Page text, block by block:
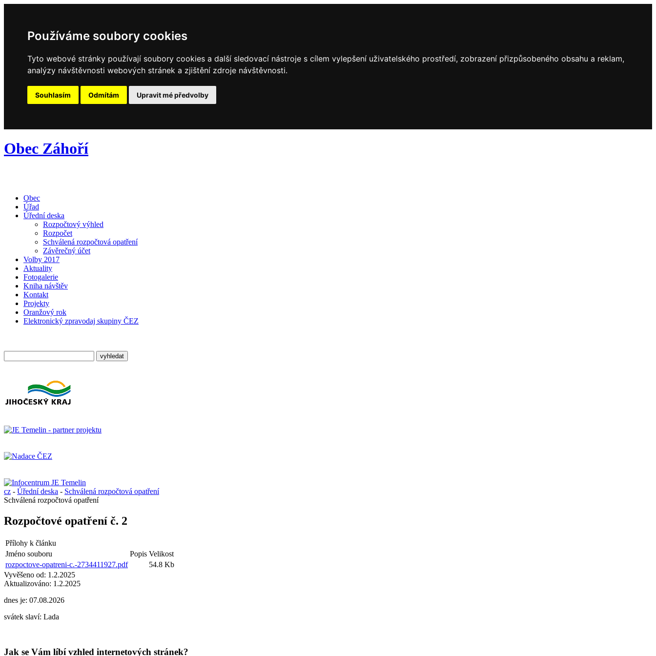
Používáme soubory cookies
Tyto webové stránky používají soubory cookies a další sledovací nástroje s cílem vylepšení uživatelského prostředí, zobrazení přizpůsobeného obsahu a reklam,
analýzy návštěvnosti webových stránek a zjištění zdroje návštěvnosti.
Souhlasím Odmítám Upravit mé předvolby
Obec Záhoří
Obec
Úřad
Úřední deska
Rozpočtový výhled
Rozpočet
Schválená rozpočtová opatření
Závěrečný účet
Volby 2017
Aktuality
Fotogalerie
Kniha návštěv
Kontakt
Projekty
Oranžový rok
Elektronický zpravodaj skupiny ČEZ
cz - Úřední deska - Schválená rozpočtová opatření
Schválená rozpočtová opatření
Rozpočtové opatření č. 2
Přílohy k článku
Jméno souboru
Popis Velikost
rozpoctove-opatreni-c.-2734411927.pdf
54.8 Kb
Vyvěšeno od: 1.2.2025
Aktualizováno: 1.2.2025
dnes je: 07.08.2026
svátek slaví: Lada
Jak se Vám líbí vzhled internetových stránek?